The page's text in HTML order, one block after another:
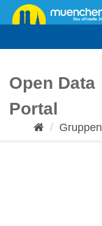
Überspringen
zum
Open Data
Portal
Gruppen